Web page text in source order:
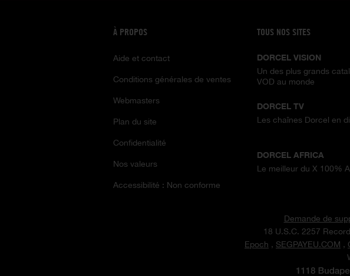
À PROPOS
Aide et contact
Conditions générales de ventes
Webmasters
Plan du site
Confidentialité
Nos valeurs
Accessibilité : Non conforme
TOUS NOS SITES
DORCEL VISION
Un des plus grands
VOD au monde
DORCEL TV
Les chaînes Dorcel en
DORCEL AFRICA
Le meilleur du X 100%
Demande de
18 U.S.C. 2257
Epoch , SEGPAYEU.COM ,